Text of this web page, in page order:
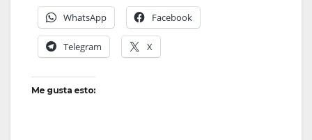
WhatsApp Facebook
Telegram X
Me gusta esto: